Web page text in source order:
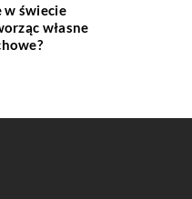
w świecie
własne